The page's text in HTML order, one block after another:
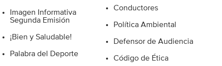
Imagen Informativa
Segunda Emisión
¡Bien y Saludable!
Palabra del Deporte
Conductores
Política Ambiental
Defensor de Audiencia
Código de Ética